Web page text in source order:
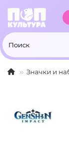
Значки и